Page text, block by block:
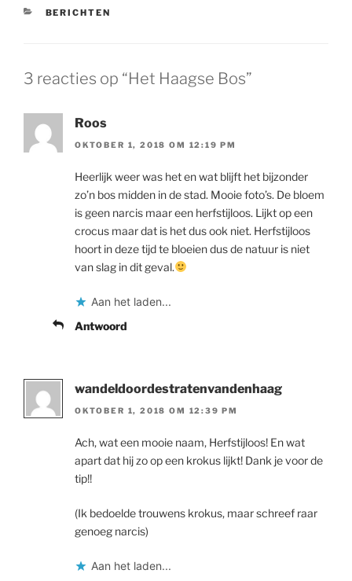
CATEGORIEËN
BERICHTEN
3 reacties op “Het Haagse Bos”
Roos
OKTOBER 1, 2018 OM 12:19 PM
Heerlijk weer was het en wat blijft het bijzonder
zo’n bos midden in de stad. Mooie foto’s. De bloem
is geen narcis maar een herfstijloos. Lijkt op een
crocus maar dat is het dus ook niet. Herfstijloos
hoort in deze tijd te bloeien dus de natuur is niet
van slag in dit geval.
Aan het laden...
Antwoord
wandeldoordestratenvandenhaag
OKTOBER 1, 2018 OM 12:39 PM
Ach, wat een mooie naam, Herfstijloos! En wat
apart dat hij zo op een krokus lijkt! Dank je voor de
tip!!
(Ik bedoelde trouwens krokus, maar schreef raar
genoeg narcis)
Aan het laden...